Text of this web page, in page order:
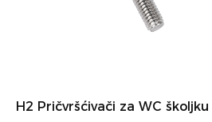
H2 Pričvršćivači za WC